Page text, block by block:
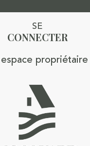
SE
CONNECTER
espace propriétaire